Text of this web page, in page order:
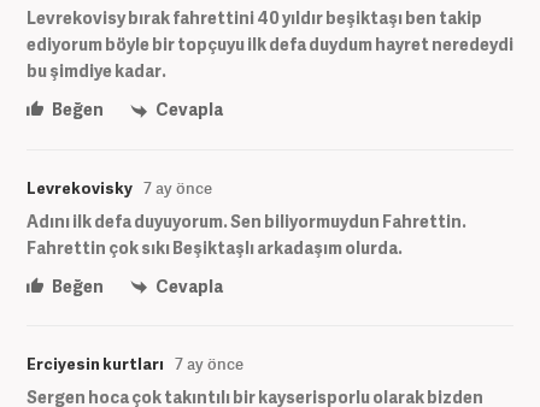
Levrekovisy bırak fahrettini 40 yıldır beşiktaşı ben takip
ediyorum böyle bir topçuyu ilk defa duydum hayret neredeydi
bu şimdiye kadar.
Beğen
Cevapla
Levrekovisky 7 ay önce
Adını ilk defa duyuyorum. Sen biliyormuydun Fahrettin.
Fahrettin çok sıkı Beşiktaşlı arkadaşım olurda.
Beğen
Cevapla
Erciyesin kurtları 7 ay önce
Sergen hoca çok takıntılı bir kayserisporlu olarak bizden